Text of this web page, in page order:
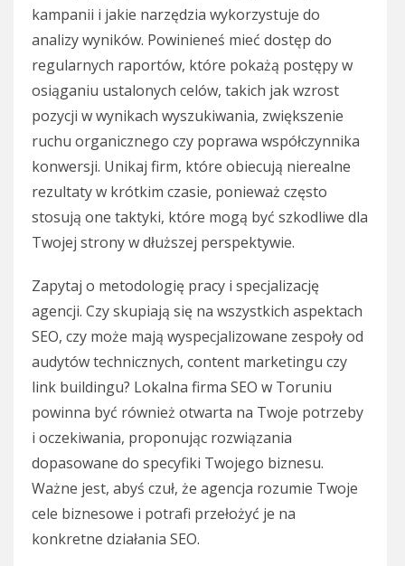
kampanii i jakie narzędzia wykorzystuje do
analizy wyników. Powinieneś mieć dostęp do
regularnych raportów, które pokażą postępy w
osiąganiu ustalonych celów, takich jak wzrost
pozycji w wynikach wyszukiwania, zwiększenie
ruchu organicznego czy poprawa współczynnika
konwersji. Unikaj firm, które obiecują nierealne
rezultaty w krótkim czasie, ponieważ często
stosują one taktyki, które mogą być szkodliwe dla
Twojej strony w dłuższej perspektywie.
Zapytaj o metodologię pracy i specjalizację
agencji. Czy skupiają się na wszystkich aspektach
SEO, czy może mają wyspecjalizowane zespoły od
audytów technicznych, content marketingu czy
link buildingu? Lokalna firma SEO w Toruniu
powinna być również otwarta na Twoje potrzeby
i oczekiwania, proponując rozwiązania
dopasowane do specyfiki Twojego biznesu.
Ważne jest, abyś czuł, że agencja rozumie Twoje
cele biznesowe i potrafi przełożyć je na
konkretne działania SEO.